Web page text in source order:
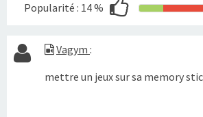
Popularité : 14 %
Vagym :
mettre un jeux sur sa memory